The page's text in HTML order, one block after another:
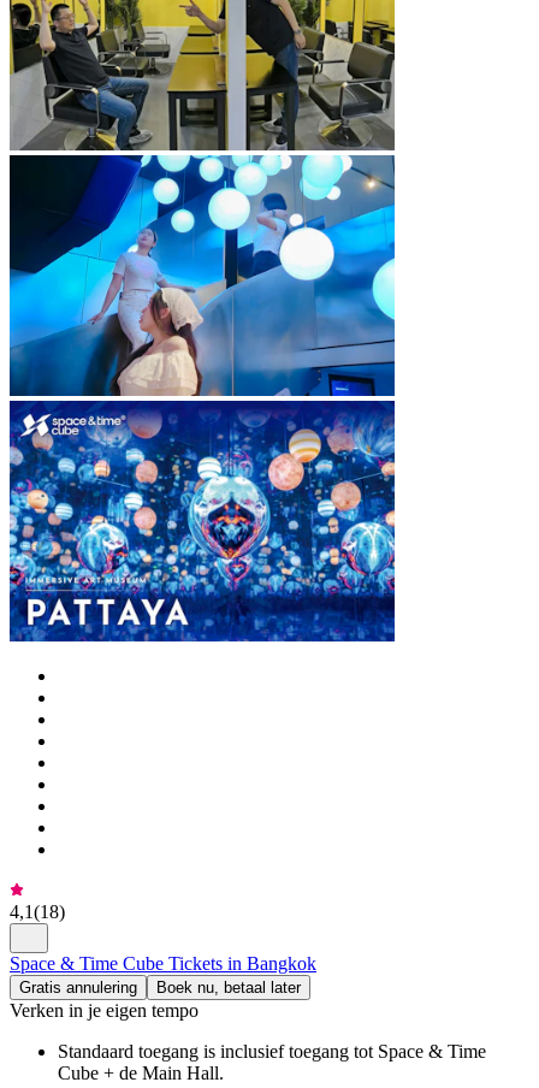
4,1(18)
Space & Time Cube Tickets in Bangkok
Gratis annulering Boek nu, betaal later
Verken in je eigen tempo
Standaard toegang is inclusief toegang tot Space & Time
Cube + de Main Hall.